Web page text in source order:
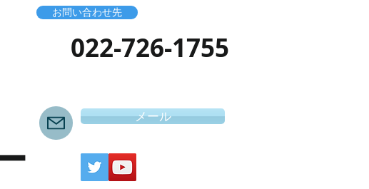
お問い合わせ先
​022-726-1755
メール